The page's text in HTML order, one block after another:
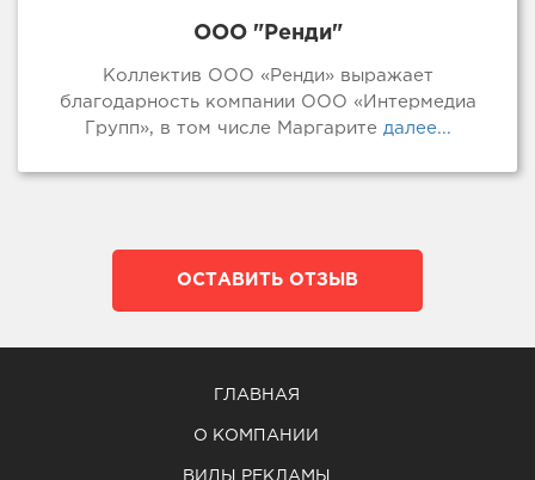
ООО "Ренди"
Коллектив ООО «Ренди» выражает
благодарность компании ООО «Интермедиа
Групп», в том числе Маргарите далее...
ОСТАВИТЬ ОТЗЫВ
ГЛАВНАЯ
О КОМПАНИИ
ВИДЫ РЕКЛАМЫ